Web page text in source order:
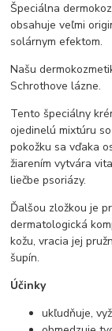
Špeciálna
obsahuje veľmi
solárnym efektom.
Našu
Schrothove lázne.
Tento špeciálny
ojedinelú mixtúru
pokožku sa vďaka
žiarením vytvára
liečbe psoriázy.
Ďalšou zložkou je
dermatologická
kožu, vracia jej
šupín.
Účinky
ukľudňuje,